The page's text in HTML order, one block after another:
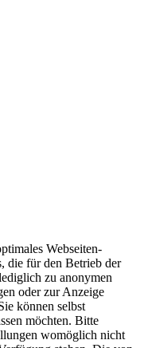
Webseiten-
die für den Betrieb der
zu anonymen
oder zur Anzeige
können selbst
möchten. Bitte
womöglich nicht